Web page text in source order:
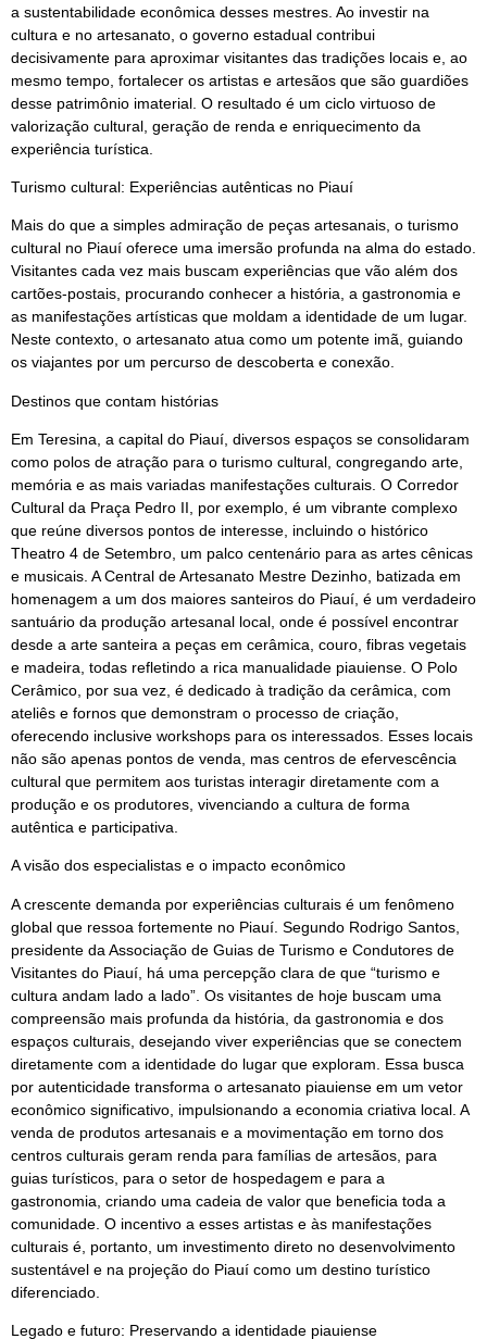
a sustentabilidade econômica desses mestres. Ao investir na
cultura e no artesanato, o governo estadual contribui
decisivamente para aproximar visitantes das tradições locais e, ao
mesmo tempo, fortalecer os artistas e artesãos que são guardiões
desse patrimônio imaterial. O resultado é um ciclo virtuoso de
valorização cultural, geração de renda e enriquecimento da
experiência turística.
Turismo cultural: Experiências autênticas no Piauí
Mais do que a simples admiração de peças artesanais, o turismo
cultural no Piauí oferece uma imersão profunda na alma do estado.
Visitantes cada vez mais buscam experiências que vão além dos
cartões-postais, procurando conhecer a história, a gastronomia e
as manifestações artísticas que moldam a identidade de um lugar.
Neste contexto, o artesanato atua como um potente imã, guiando
os viajantes por um percurso de descoberta e conexão.
Destinos que contam histórias
Em Teresina, a capital do Piauí, diversos espaços se consolidaram
como polos de atração para o turismo cultural, congregando arte,
memória e as mais variadas manifestações culturais. O Corredor
Cultural da Praça Pedro II, por exemplo, é um vibrante complexo
que reúne diversos pontos de interesse, incluindo o histórico
Theatro 4 de Setembro, um palco centenário para as artes cênicas
e musicais. A Central de Artesanato Mestre Dezinho, batizada em
homenagem a um dos maiores santeiros do Piauí, é um verdadeiro
santuário da produção artesanal local, onde é possível encontrar
desde a arte santeira a peças em cerâmica, couro, fibras vegetais
e madeira, todas refletindo a rica manualidade piauiense. O Polo
Cerâmico, por sua vez, é dedicado à tradição da cerâmica, com
ateliês e fornos que demonstram o processo de criação,
oferecendo inclusive workshops para os interessados. Esses locais
não são apenas pontos de venda, mas centros de efervescência
cultural que permitem aos turistas interagir diretamente com a
produção e os produtores, vivenciando a cultura de forma
autêntica e participativa.
A visão dos especialistas e o impacto econômico
A crescente demanda por experiências culturais é um fenômeno
global que ressoa fortemente no Piauí. Segundo Rodrigo Santos,
presidente da Associação de Guias de Turismo e Condutores de
Visitantes do Piauí, há uma percepção clara de que “turismo e
cultura andam lado a lado”. Os visitantes de hoje buscam uma
compreensão mais profunda da história, da gastronomia e dos
espaços culturais, desejando viver experiências que se conectem
diretamente com a identidade do lugar que exploram. Essa busca
por autenticidade transforma o artesanato piauiense em um vetor
econômico significativo, impulsionando a economia criativa local. A
venda de produtos artesanais e a movimentação em torno dos
centros culturais geram renda para famílias de artesãos, para
guias turísticos, para o setor de hospedagem e para a
gastronomia, criando uma cadeia de valor que beneficia toda a
comunidade. O incentivo a esses artistas e às manifestações
culturais é, portanto, um investimento direto no desenvolvimento
sustentável e na projeção do Piauí como um destino turístico
diferenciado.
Legado e futuro: Preservando a identidade piauiense